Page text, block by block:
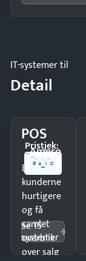
IT-systemer til
Detail
POS
Amero
Pristjek:
4.788 kr
Ekspedér
kunderne
hurtigere
og få
samlet
overblik
over salg
Se 15
systemer